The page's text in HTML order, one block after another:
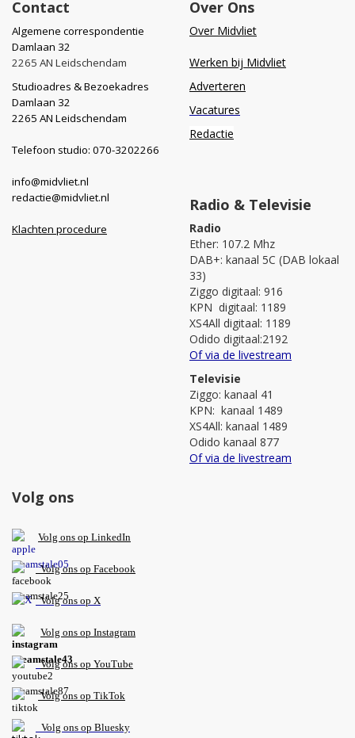
Contact
Algemene correspondentie
Damlaan 32
2265 AN Leidschendam
Studioadres & Bezoekadres
Damlaan 32
2265 AN Leidschendam
Telefoon studio: 070-3202266
info@midvliet.nl
redactie@midvliet.nl
Klachten procedure
Over Ons
Over Midvliet
Werken bij Midvliet
Adverteren
Vacatures
Redactie
Radio & Televisie
Radio
Ether: 107.2 Mhz
DAB+: kanaal 5C (DAB lokaal
33)
Ziggo digitaal: 916
KPN digitaal: 1189
XS4All digitaal: 1189
Odido digitaal:2192
Of via de livestream
Televisie
Ziggo: kanaal 41
KPN: kanaal 1489
XS4All: kanaal 1489
Odido kanaal 877
Of via de livestream
Volg ons
Volg ons op LinkedIn
Volg ons op Facebook
Volg ons op X
Volg ons op Instagram
Volgons op YouTube
Volg ons op TikTok
Volg ons op Bluesky